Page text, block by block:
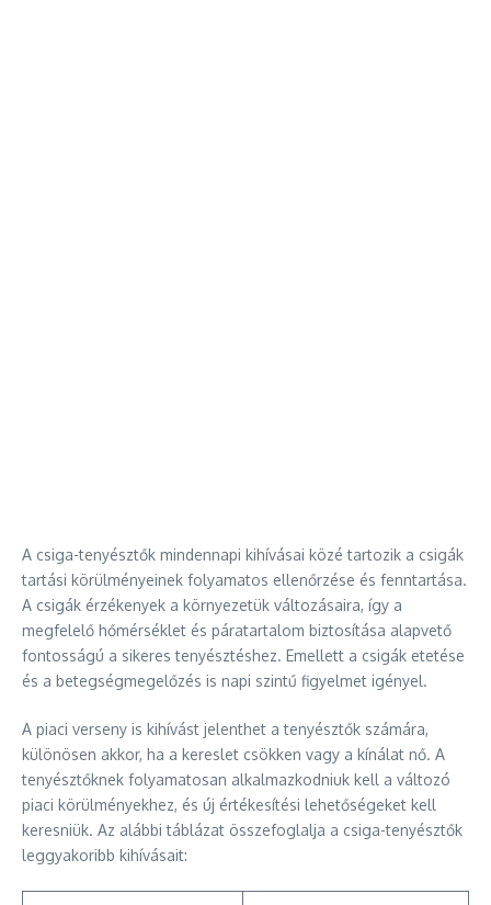
A csiga-tenyésztők mindennapi kihívásai közé tartozik a csigák
tartási körülményeinek folyamatos ellenőrzése és fenntartása.
A csigák érzékenyek a környezetük változásaira, így a
megfelelő hőmérséklet és páratartalom biztosítása alapvető
fontosságú a sikeres tenyésztéshez. Emellett a csigák etetése
és a betegségmegelőzés is napi szintű figyelmet igényel.
A piaci verseny is kihívást jelenthet a tenyésztők számára,
különösen akkor, ha a kereslet csökken vagy a kínálat nő. A
tenyésztőknek folyamatosan alkalmazkodniuk kell a változó
piaci körülményekhez, és új értékesítési lehetőségeket kell
keresniük. Az alábbi táblázat összefoglalja a csiga-tenyésztők
leggyakoribb kihívásait: